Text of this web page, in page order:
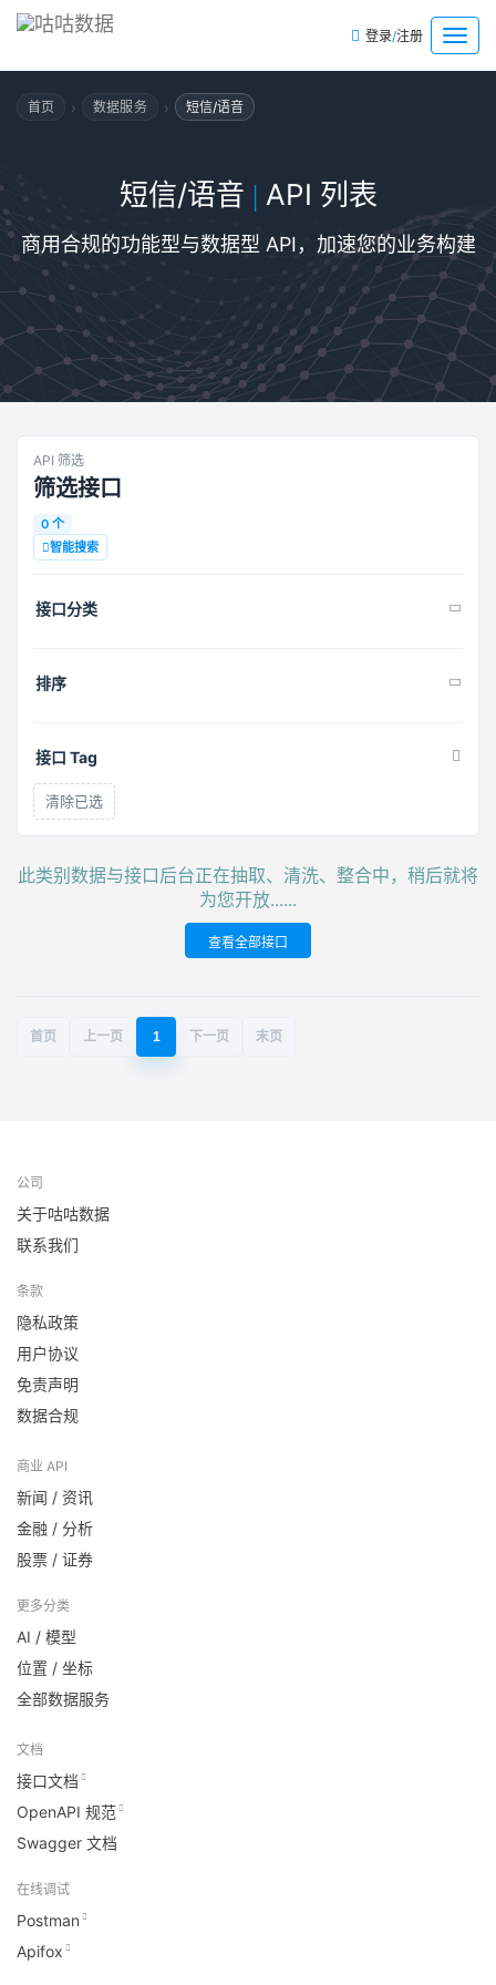
菜
单
登录/注册
首页 › 数据服务 › 短信/语音
短信/语音 | API 列表
商用合规的功能型与数据型 API，加速您的业务构建
API 筛选
筛选接口
0 个
智能搜索
接口分类
排序
接口 Tag
清除已选
此类别数据与接口后台正在抽取、清洗、整合中，稍后就将
为您开放......
查看全部接口
首页 上一页 1 下一页 末页
公司
关于咕咕数据
联系我们
条款
隐私政策
用户协议
免责声明
数据合规
商业 API
新闻 / 资讯
金融 / 分析
股票 / 证券
更多分类
AI / 模型
位置 / 坐标
全部数据服务
文档
接口文档
OpenAPI 规范
Swagger 文档
在线调试
Postman
Apifox